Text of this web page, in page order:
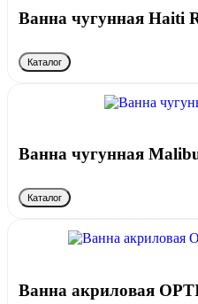
Ванна чугунная Haiti
Каталог
Ванна чугунная
Каталог
Ванна акриловая